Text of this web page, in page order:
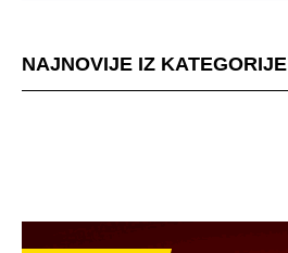
NAJNOVIJE IZ KATEGORIJE